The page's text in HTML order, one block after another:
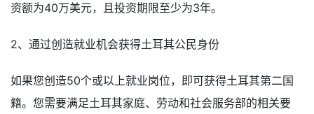
资额为40万美元，且投资期限至少为3年。
2、通过创造就业机会获得土耳其公民身份
如果您创造50个或以上就业岗位，即可获得土耳其第二国
籍。您需要满足土耳其家庭、劳动和社会服务部的相关要